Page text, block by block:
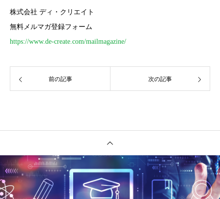
株式会社 ディ・クリエイト
無料メルマガ登録フォーム
https://www.de-create.com/mailmagazine/
前の記事 次の記事